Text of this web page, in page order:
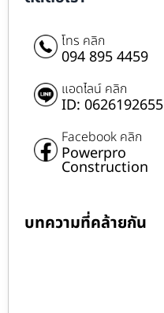
โทร คลิก
094 895 4459
แอดไลน์ คลิก
ID: 0626192655
Facebook คลิก
Powerpro
Construction
บทความที่คล้ายกัน